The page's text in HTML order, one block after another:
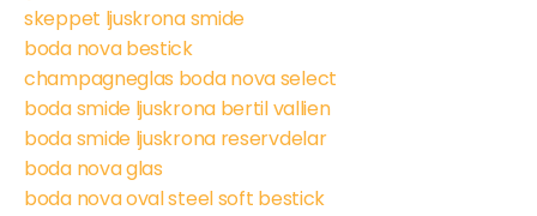
skeppet ljuskrona smide
boda nova bestick
champagneglas boda nova select
boda smide ljuskrona bertil vallien
boda smide ljuskrona reservdelar
boda nova glas
boda nova oval steel soft bestick